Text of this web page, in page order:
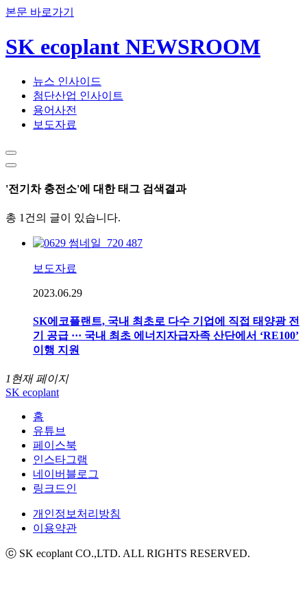
본문 바로가기
SK ecoplant NEWSROOM
뉴스 인사이드
첨단산업 인사이트
용어사전
보도자료
'전기차 충전소'에 대한 태그 검색결과
총 1건의 글이 있습니다.
보도자료
2023.06.29
SK에코플랜트, 국내 최초로 다수 기업에 직접 태양광 전
기 공급 ··· 국내 최초 에너지자급자족 산단에서 ‘RE100’
이행 지원
1 현재 페이지
SK ecoplant
홈
유튜브
페이스북
인스타그램
네이버블로그
링크드인
개인정보처리방침
이용약관
ⓒ SK ecoplant CO.,LTD. ALL RIGHTS RESERVED.